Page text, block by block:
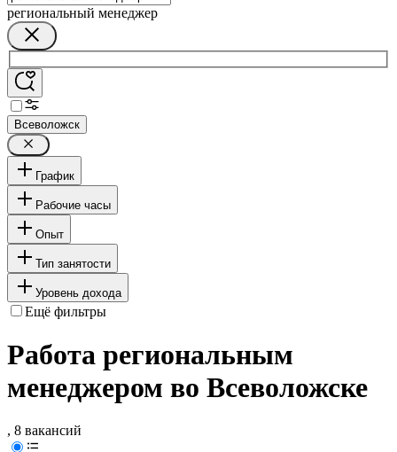
региональный менеджер
Всеволожск
График
Рабочие часы
Опыт
Тип занятости
Уровень дохода
Ещё фильтры
Работа региональным
менеджером во Всеволожске
, 8 вакансий